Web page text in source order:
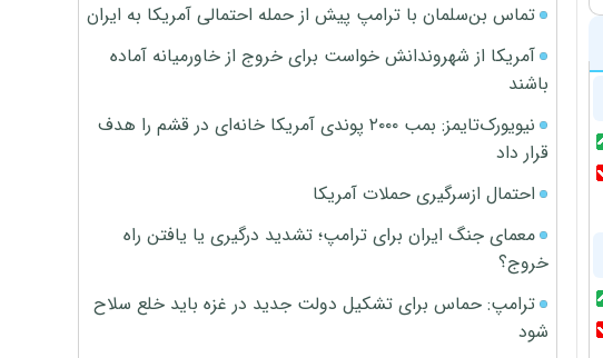
تماس بن‌سلمان با ترامپ پیش از حمله احتمالی آمریکا به ایران
آمریکا از شهروندانش خواست برای خروج از خاورمیانه آماده
باشند
نیویورک‌تایمز: بمب ۲۰۰۰ پوندی آمریکا خانه‌ای در قشم را هدف
قرار داد
احتمال ازسرگیری حملات آمریکا
معمای جنگ ایران برای ترامپ؛ تشدید درگیری یا یافتن راه
خروج؟
ترامپ: حماس برای تشکیل دولت جدید در غزه باید خلع سلاح
شود